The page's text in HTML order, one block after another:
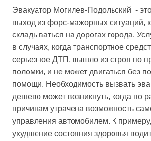
Эвакуатор Могилев-Подольский -
выход из форс-мажорных ситуаций,
складываться на дорогах города.
в случаях, когда транспортное
серьезное ДТП, вышло из строя по
поломки, и не может двигаться без
помощи. Необходимость вызвать
дешево может возникнуть, когда по
причинам утрачена возможность
управления автомобилем. К
ухудшение состояния здоровья